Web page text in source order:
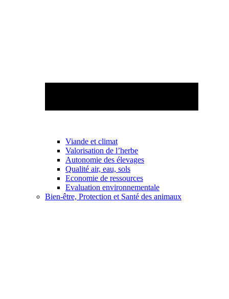
Viande et climat
Valorisation de l’herbe
Autonomie des élevages
Qualité air, eau, sols
Economie de ressources
Evaluation environnementale
Bien-être, Protection et Santé des animaux